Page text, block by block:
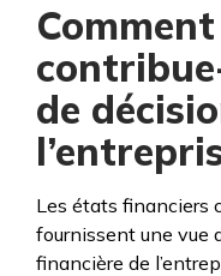
de
Les états financiers
fournissent une vue
financière de